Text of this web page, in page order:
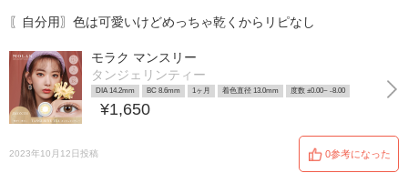
〖自分用〗色は可愛いけどめっちゃ乾くからリピなし
モラク マンスリー
タンジェリンティー
DIA 14.2mm BC 8.6mm 1ヶ月 着色直径 13.0mm 度数 ±0.00~ -8.00
¥1,650
2023年10月12日投稿 0参考になった